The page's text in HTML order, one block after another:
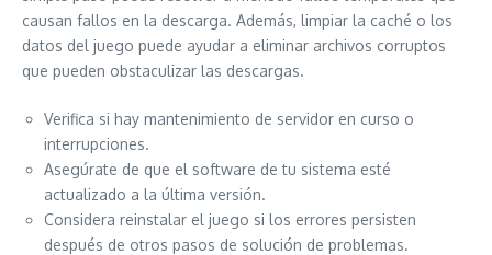
causan fallos en la descarga. Además, limpiar la caché o los
datos del juego puede ayudar a eliminar archivos corruptos
que pueden obstaculizar las descargas.
Verifica si hay mantenimiento de servidor en curso o
interrupciones.
Asegúrate de que el software de tu sistema esté
actualizado a la última versión.
Considera reinstalar el juego si los errores persisten
después de otros pasos de solución de problemas.